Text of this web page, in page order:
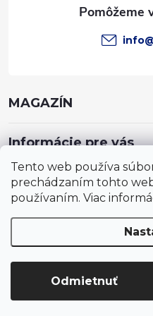
Tento web používa
prechádzaním tohto
používaním. Viac
Odmietnuť
info
MAGAZÍN
Informácie pre vás
Copyright 2026DotShop -
. Všetky práva